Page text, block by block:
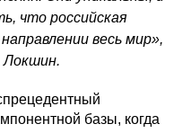
что российская
весь мир»,
Локшин.
базы, когда
— обязательна